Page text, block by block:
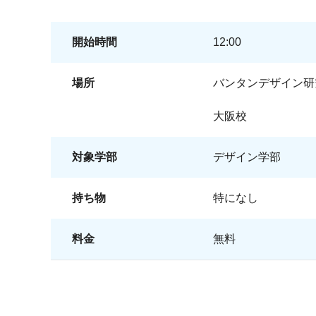
開始時間 12:00
場所 バンタンデザイン
大阪校
対象学部 デザイン学部
持ち物 特になし
料金 無料